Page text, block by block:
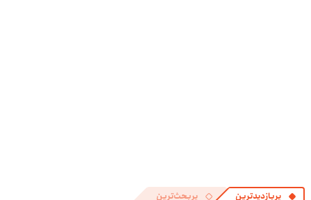
پربازدیدترین پربحث‌ترین